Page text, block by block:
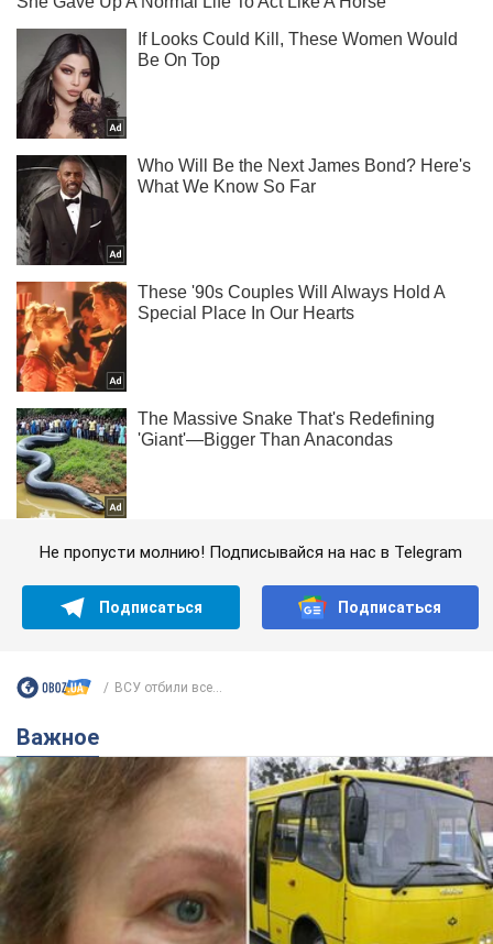
Не пропусти молнию! Подписывайся на нас в Telegram
Подписаться Подписаться
ВСУ отбили все...
Важное